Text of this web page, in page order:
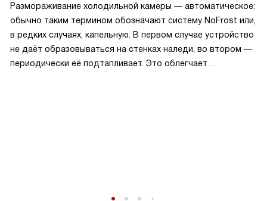
Размораживание холодильной камеры — автоматическое:
обычно таким термином обозначают систему NoFrost или,
в редких случаях, капельную. В первом случае устройство
не даёт образовываться на стенках наледи, во втором —
периодически её подтапливает. Это облегчает